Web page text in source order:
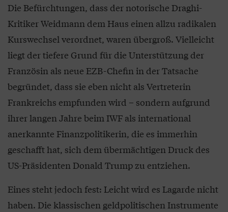
Die Befürchtungen, dass der notorische Draghi-
Kritiker Weidmann dem Haus einen allzu radikalen
Kurswechsel verordnet, waren übergroß. Vielleicht
liegt der tiefere Grund für die Unterstützung der
Französin als neue EZB-Chefin in der Tatsache
begründet, dass sie eben nicht als Vertreterin
Frankreichs empfunden wird – sondern aufgrund
ihrer langen Jahre beim IWF als international
anerkannte Finanzpolitikerin, die es immerhin
geschafft hat, sich dem übermächtigen Druck des
US-Präsidenten Donald Trump zu entziehen.
Eines steht jedoch fest: Leicht wird es Lagarde nicht
haben. Die klassischen geldpolitischen Instrumente